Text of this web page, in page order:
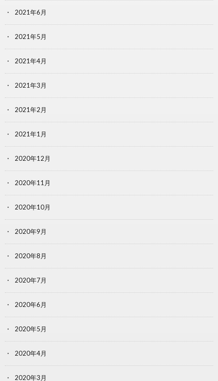
2021年6月
2021年5月
2021年4月
2021年3月
2021年2月
2021年1月
2020年12月
2020年11月
2020年10月
2020年9月
2020年8月
2020年7月
2020年6月
2020年5月
2020年4月
2020年3月